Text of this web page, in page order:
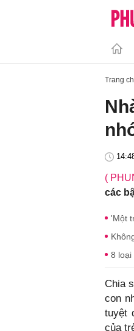
Trang
(
các
'Một
8 loại
Chia
con
tuyệt
của